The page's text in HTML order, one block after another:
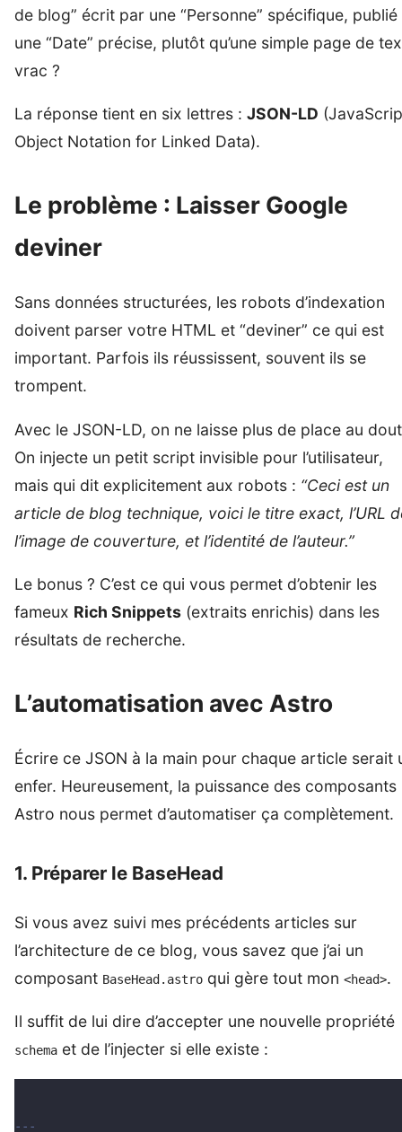
de blog” écrit par une “Personne” spécifique, publié
une “Date” précise, plutôt qu’une simple page de
vrac ?
La réponse tient en six lettres : JSON-LD
Object Notation for Linked Data).
Le problème : Laisser Google
deviner
Sans données structurées, les robots d’indexation
doivent parser votre HTML et “deviner” ce qui est
important. Parfois ils réussissent, souvent ils se
trompent.
Avec le JSON-LD, on ne laisse plus de place au
On injecte un petit script invisible pour l’utilisateur,
mais qui dit explicitement aux robots : “Ceci est un
article de blog technique, voici le titre exact, l’URL
l’image de couverture, et l’identité de l’auteur.”
Le bonus ? C’est ce qui vous permet d’obtenir les
fameux Rich Snippets (extraits enrichis) dans les
résultats de recherche.
L’automatisation avec Astro
Écrire ce JSON à la main pour chaque article serait
enfer. Heureusement, la puissance des composants
Astro nous permet d’automatiser ça complètement.
1. Préparer le BaseHead
Si vous avez suivi mes précédents articles sur
l’architecture de ce blog, vous savez que j’ai un
composant BaseHead.astro qui gère tout mon <head>.
Il suffit de lui dire d’accepter une nouvelle propriété
schema et de l’injecter si elle existe :
---